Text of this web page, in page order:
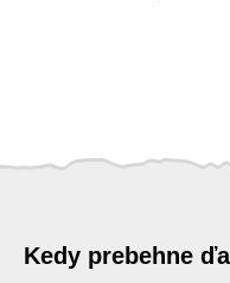
Kedy prebehne